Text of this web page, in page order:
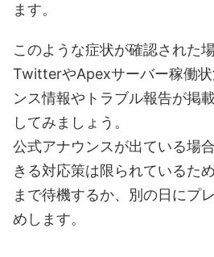
ます。
このような症状が確認された
TwitterやApexサーバー稼働
ンス情報やトラブル報告が掲
してみましょう。
公式アナウンスが出ている場
きる対応策は限られているた
まで待機するか、別の日にプ
めします。